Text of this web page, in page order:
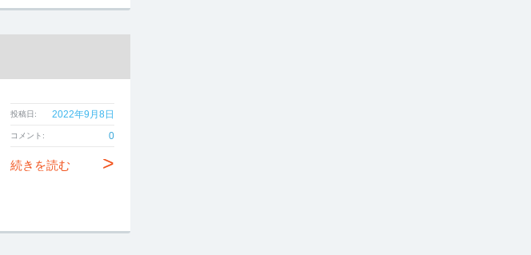
投稿日: 2022年9月8日
コメント: 0
続きを読む >